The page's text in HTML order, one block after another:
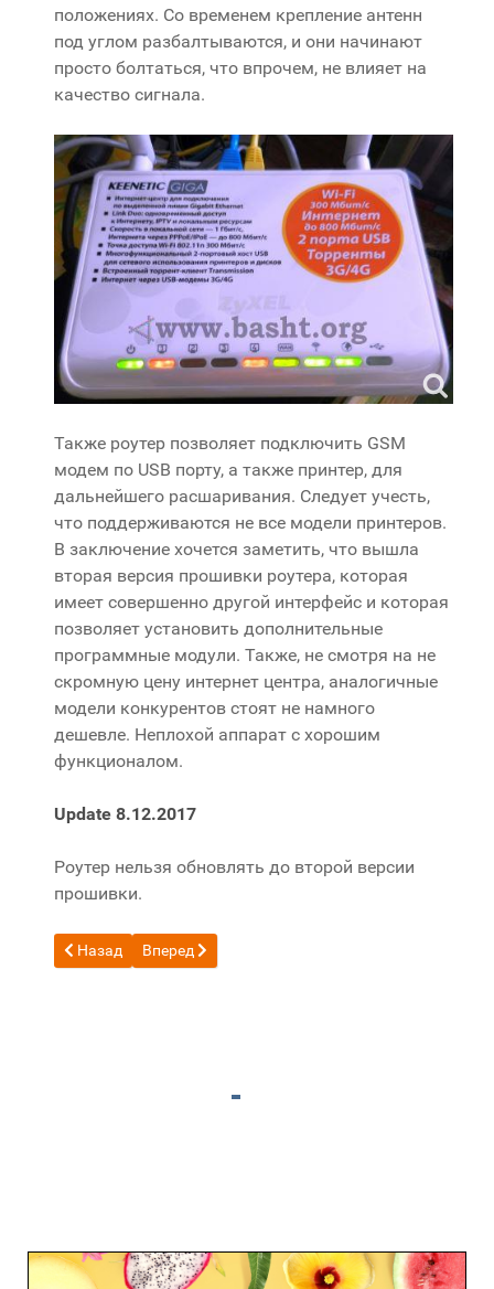
положениях. Со временем крепление антенн
под углом разбалтываются, и они начинают
просто болтаться, что впрочем, не влияет на
качество сигнала.
Также роутер позволяет подключить GSM
модем по USB порту, а также принтер, для
дальнейшего расшаривания. Следует учесть,
что поддерживаются не все модели принтеров.
В заключение хочется заметить, что вышла
вторая версия прошивки роутера, которая
имеет совершенно другой интерфейс и которая
позволяет установить дополнительные
программные модули. Также, не смотря на не
скромную цену интернет центра, аналогичные
модели конкурентов стоят не намного
дешевле. Неплохой аппарат с хорошим
функционалом.
Update 8.12.2017
Роутер нельзя обновлять до второй версии
прошивки.
Предыдущий: Настройка клиента Transmission для ZyXEL
Назад Следующий: Маркет от Яндекс для WP7 теперь
Вперед